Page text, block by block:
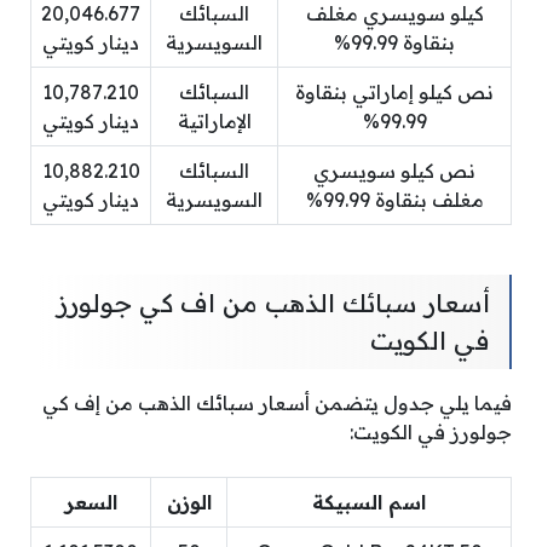
كيلو سويسري مغلف
بنقاوة 99.99%
السبائك
السويسرية
20,046.677
دينار كويتي
نص كيلو إماراتي بنقاوة
99.99%
السبائك
الإماراتية
10,787.210
دينار كويتي
نص كيلو سويسري
مغلف بنقاوة 99.99%
السبائك
السويسرية
10,882.210
دينار كويتي
أسعار سبائك الذهب من اف كي جولورز
في الكويت
فيما يلي جدول يتضمن أسعار سبائك الذهب من إف كي
جولورز في الكويت:
اسم السبيكة الوزن السعر